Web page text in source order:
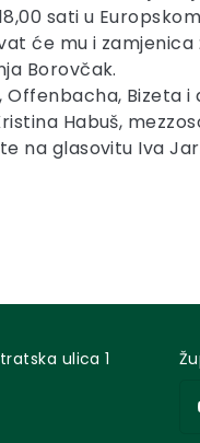
sati u
će mu i
Borovčak.
Offenbacha, Bizeta
Habuš,
na glasovitu Iva
ulica 1